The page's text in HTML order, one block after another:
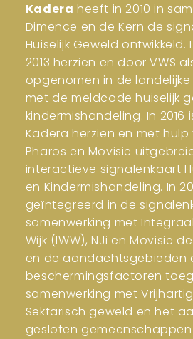
Kadera heeft in 2010 in
Dimence en de Kern de
Huiselijk Geweld ontwikkeld.
2013 herzien en door VWS
opgenomen in de
met de meldcode huiselijk
kindermishandeling. In
Kadera herzien en met hulp
Pharos en Movisie
interactieve signalenkaart
en Kindermishandeling. In
geïntegreerd in de
samenwerking met
Wijk (IWW), NJi en Movisie
en de aandachtsgebieden
beschermingsfactoren
samenwerking met
Sektarisch geweld en het
gesloten